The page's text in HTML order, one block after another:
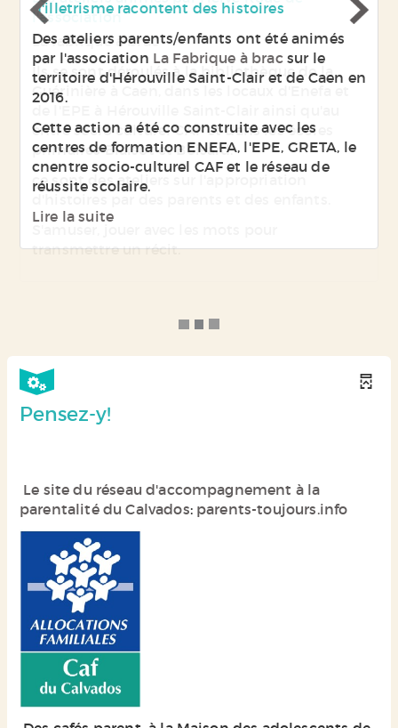
l'association
La fabrique à brac
Ils se sont déroulés à la bibliothèque de la
Guérinière à Caen, dans les locaux d'Enefa et
entre socio culturel CAF et dans les écoles
primaires Blaisot et Boisard.
ce sont des ateliers sur l'appropriation
transmettre un récit.
Pensez-y!
Le site du réseau d'accompagnement à la
parentalité du Calvados:parents-toujours.info